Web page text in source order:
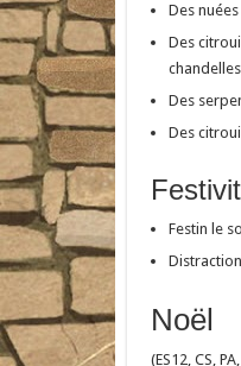
Des
Des
Des
Des
Festin le
Noël
(ES12, CS,